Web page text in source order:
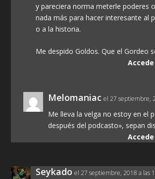
y pareciera norma meterle poderes
nada más para hacer interesante al
o a la historia.
Me despido Goldos. Que el Gordeo
Melomaniac el 27 septiembre,
Me lleva la velga no estoy en el
después del podcasto», sepan
Seykado el 27 septiembre, 2018 a las